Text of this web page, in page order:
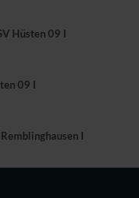
Hüsten 09 I
09 I
Remblinghausen I